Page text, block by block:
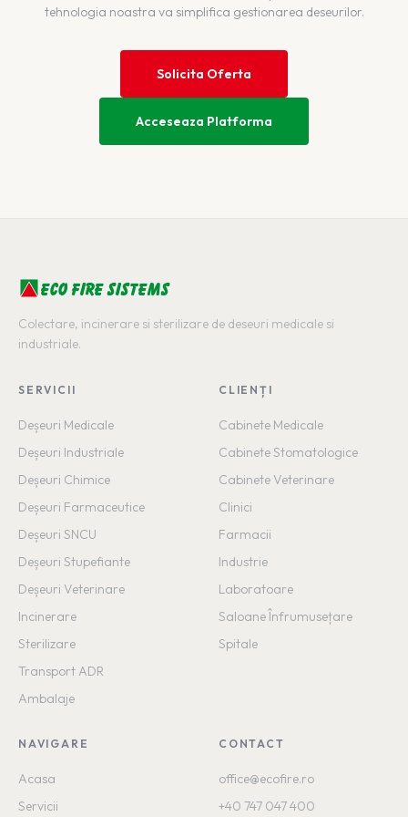
tehnologia noastra va simplifica gestionarea deseurilor.
Solicita Oferta
Acceseaza Platforma
ECO FIRE SISTEMS
Colectare, incinerare si sterilizare de deseuri medicale si
industriale.
SERVICII
Deșeuri Medicale
Deșeuri Industriale
Deșeuri Chimice
Deșeuri Farmaceutice
Deșeuri SNCU
Deșeuri Stupefiante
Deșeuri Veterinare
Incinerare
Sterilizare
Transport ADR
Ambalaje
CLIENȚI
Cabinete Medicale
Cabinete Stomatologice
Cabinete Veterinare
Clinici
Farmacii
Industrie
Laboratoare
Saloane Înfrumusețare
Spitale
NAVIGARE
Acasa
Servicii
CONTACT
office@ecofire.ro
+40 747 047 400